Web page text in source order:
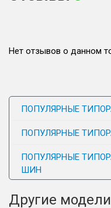
Нет отзывов о данном
ПОПУЛЯРНЫЕ
ПОПУЛЯРНЫЕ
ПОПУЛЯРНЫЕ
ШИН
Другие